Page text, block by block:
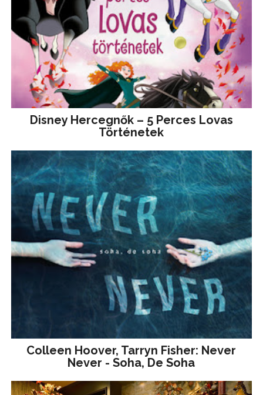
Disney ​Hercegnők – 5 Perces Lovas
Történetek
Colleen Hoover, Tarryn Fisher: Never
Never - Soha, De Soha